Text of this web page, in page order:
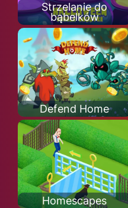
Strzelanie do
bąbelków
Defend Home
Homescapes